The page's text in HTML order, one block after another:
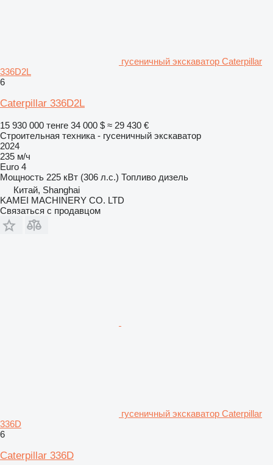
гусеничный экскаватор Caterpillar
336D2L
6
Caterpillar 336D2L
15 930 000 тенге 34 000 $ ≈ 29 430 €
Строительная техника - гусеничный экскаватор
2024
235 м/ч
Euro 4
Мощность 225 кВт (306 л.с.) Топливо дизель
Китай, Shanghai
KAMEI MACHINERY CO. LTD
Связаться с продавцом
гусеничный экскаватор Caterpillar
336D
6
Caterpillar 336D